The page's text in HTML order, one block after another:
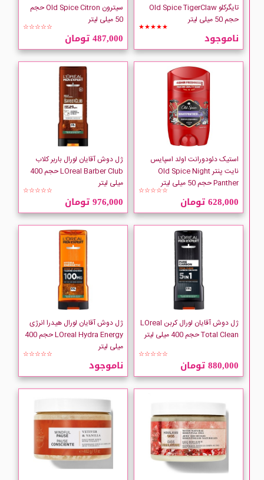
ARM and HAMMER
ARRID
ATRAGIN
Autumn and May
AXE
Babaria
Bad Lab
Bath And Body Works
Bernard Cassiere
Bielenda
BIONSEN
Bio-Oil
BMS
Cantu
Carex
تایگرکلو Old Spice TigerClaw
حجم 50 میلی لیتر
★★★★★
ناموجود
سیترون Old Spice Citron حجم
50 میلی لیتر
☆☆☆☆☆
487,000 تومان
استیک دئودورانت اولد اسپایس
نایت پنتر Old Spice Night
Panther حجم 50 میلی لیتر
☆☆☆☆☆
628,000 تومان
ژل دوش آقایان لورال باربر کلاب
LOreal Barber Club حجم 400
میلی لیتر
☆☆☆☆☆
976,000 تومان
ژل دوش آقایان لورال کربن LOreal
Total Clean حجم 400 میلی لیتر
☆☆☆☆☆
880,000 تومان
ژل دوش آقایان لورال هیدرا انرژی
LOreal Hydra Energy حجم 400
میلی لیتر
☆☆☆☆☆
ناموجود